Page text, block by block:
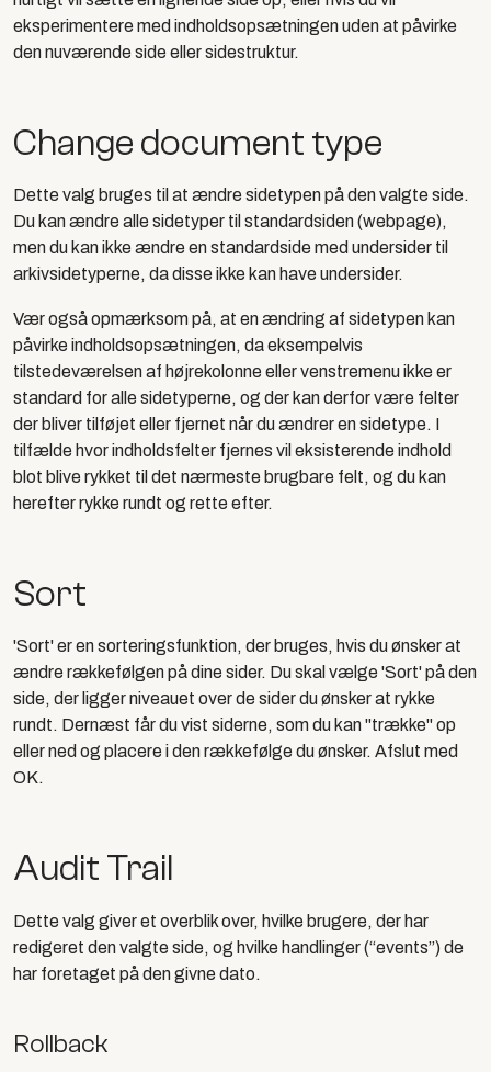
eksperimentere med indholdsopsætningen uden at påvirke
den nuværende side eller sidestruktur.
Change document type
Dette valg bruges til at ændre sidetypen på den valgte side.
Du kan ændre alle sidetyper til standardsiden (webpage),
men du kan ikke ændre en standardside med undersider til
arkivsidetyperne, da disse ikke kan have undersider.
Vær også opmærksom på, at en ændring af sidetypen kan
påvirke indholdsopsætningen, da eksempelvis
tilstedeværelsen af højrekolonne eller venstremenu ikke er
standard for alle sidetyperne, og der kan derfor være felter
der bliver tilføjet eller fjernet når du ændrer en sidetype. I
tilfælde hvor indholdsfelter fjernes vil eksisterende indhold
blot blive rykket til det nærmeste brugbare felt, og du kan
herefter rykke rundt og rette efter.
Sort
'Sort' er en sorteringsfunktion, der bruges, hvis du ønsker at
ændre rækkefølgen på dine sider. Du skal vælge 'Sort' på den
side, der ligger niveauet over de sider du ønsker at rykke
rundt. Dernæst får du vist siderne, som du kan "trække" op
eller ned og placere i den rækkefølge du ønsker. Afslut med
OK.
Audit Trail
Dette valg giver et overblik over, hvilke brugere, der har
redigeret den valgte side, og hvilke handlinger (“events”) de
har foretaget på den givne dato.
Rollback